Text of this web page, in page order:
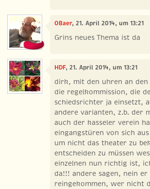
OBaer, 21. April 2014, um 13:21
Grins neues Thema ist da
HDF, 21. April 2014, um 13:21
dirk, mit den uhren an
die regelkommission, die
schiedsrichter ja einsetzt,
andere varianten, z.b. der
auch der kasseler verein
eingangstüren von sich
um nicht das theater zu
entscheiden zu müssen
einzelnen nun richtig ist,
da!!! andere sagen, nein
reingekommen, wer nicht